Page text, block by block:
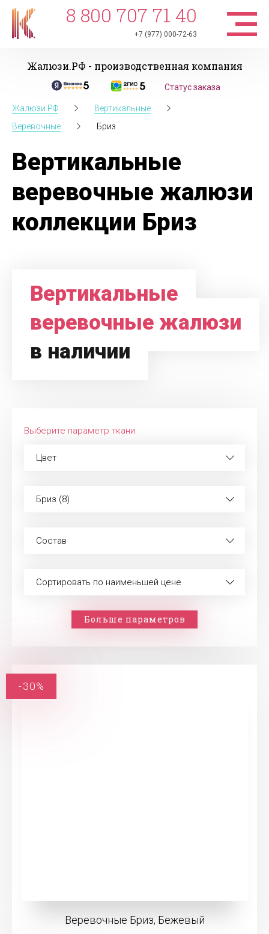
8 800 707 71 40
+7 (977) 000-72-63
Жалюзи.РФ - производственная компания
Статус заказа
Жалюзи.РФ
Вертикальные
Веревочные
Бриз
Вертикальные
веревочные жалюзи
коллекции Бриз
Вертикальные
веревочные жалюзи
в наличии
Выберите параметр ткани:
Цвет
Бриз (8)
Состав
Сортировать по наименьшей цене
Больше параметров
Веревочные Бриз, Бежевый
-30%